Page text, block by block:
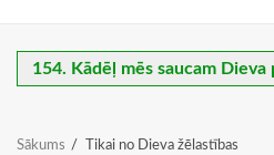
154. Kādēļ mēs saucam
Sākums Tikai no Dieva žēlastības